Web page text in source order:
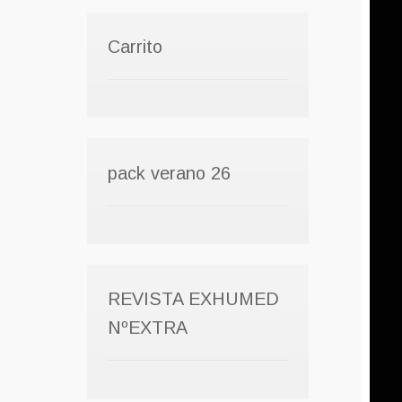
Carrito
pack verano 26
REVISTA EXHUMED
NºEXTRA